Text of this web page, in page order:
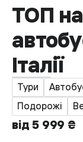
ТОП
Італії
Тури
Подорожі
від 5 999 ₴